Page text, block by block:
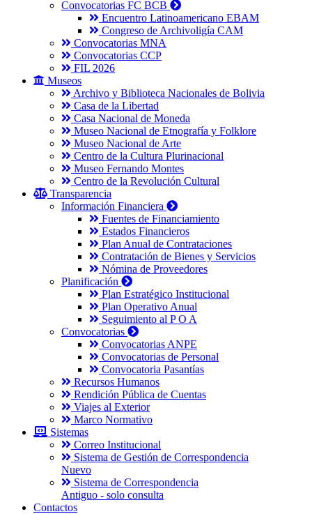
Convocatorias FC BCB
Encuentro Latinoamericano EBAM
Congreso de Archivoligía CAM
Convocatorias MNA
Convocatorias CCP
FIL 2026
Museos
Archivo y Biblioteca Nacionales de Bolivia
Casa de la Libertad
Casa Nacional de Moneda
Museo Nacional de Etnografía y Folklore
Museo Nacional de Arte
Centro de la Cultura Plurinacional
Museo Fernando Montes
Centro de la Revolución Cultural
Transparencia
Información Financiera
Fuentes de Financiamiento
Estados Financieros
Plan Anual de Contrataciones
Contratación de Bienes y Servicios
Nómina de Proveedores
Planificación
Plan Estratégico Institucional
Plan Operativo Anual
Seguimiento al P O A
Convocatorias
Convocatorias ANPE
Convocatorias de Personal
Convocatoria Pasantías
Recursos Humanos
Rendición Pública de Cuentas
Viajes al Exterior
Marco Normativo
Sistemas
Correo Institucional
Sistema de Gestión de Correspondencia
Nuevo
Sistema de Correspondencia
Antiguo - solo consulta
Contactos